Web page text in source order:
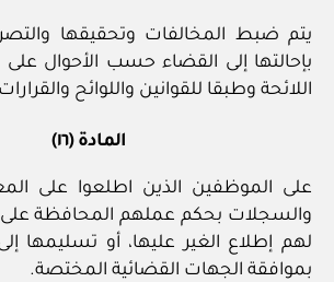
يتم ضبط المخالفات وتحقيقها
بإحالتها إلى القضاء حسب الأحوال على
اللائحة وطبقا للقوانين واللوائح
المادة (١٦)
على الموظفين الذين اطلعوا على
والسجلات بحكم عملهم المحافظة على
لهم إطلاع الغير عليها، أو تسليمها
بموافقة الجهات القضائية المختصة.